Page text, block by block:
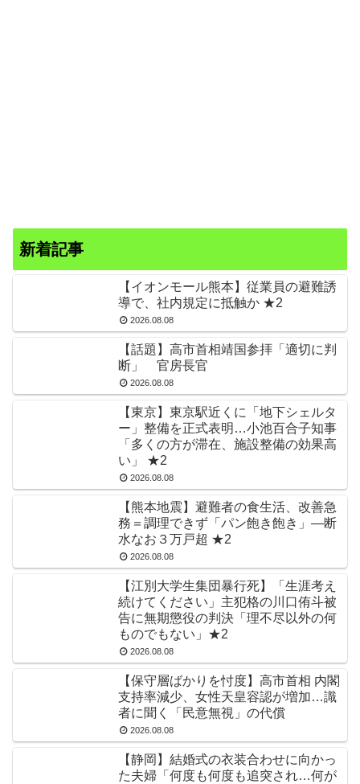
新着記事
【イオンモール熊本】従業員の避難誘
導で、社内規定に抵触か ★2
2026.08.08
【話題】高市首相靖国参拝「適切に判
断」 官房長官
2026.08.08
【東京】東京駅近くに「地下シェルタ
ー」整備を正式表明…小池百合子知事
「多くの方が滞在、施設整備の効果高
い」 ★2
2026.08.08
【熊本地震】避難者の食生活、改善急
務＝調理できず「パン飽き飽き」―断
水なお３万戸超 ★2
2026.08.08
【江別大学生集団暴行死】「生涯考え
続けてください」主犯格の川口侑斗被
告に無期懲役の判決「理不尽以外の何
ものでもない」★2
2026.08.08
【保守層ばかりを忖度】高市首相 内閣
支持率減少、女性天皇容認が増加…識
者に聞く「民意無視」の代償
2026.08.08
【静岡】結婚式の衣装合わせに向かっ
た夫婦「何度も何度も追突され…何が